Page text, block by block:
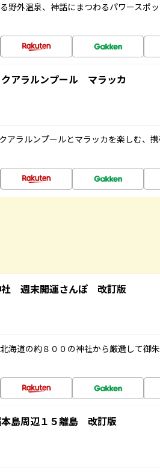
野外温泉、神話にまつわるパワースポ
アラルンプール マラッカ
アラルンプールとマラッカを楽しむ、
社 週末開運さんぽ 改訂版
海道の約８００の神社から厳選して御
島周辺１５離島 改訂版